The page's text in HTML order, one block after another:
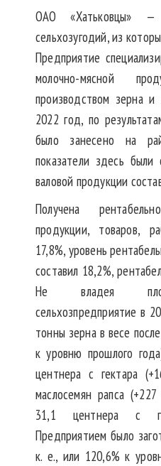
ОАО «Хатьковцы»
сельхозугодий, из
Предприятие
молочно-мясной
производством зерна и
2022 год, по
было занесено на
показатели здесь
валовой продукции
Получена
продукции, товаров,
17,8%, уровень
составил 18,2%,
Не владея
сельхозпредприятие в
тонны зерна в весе
к уровню прошлого
центнера с гектара
маслосемян рапса
31,1 центнера с
Предприятием было
к. е., или 120,6% к